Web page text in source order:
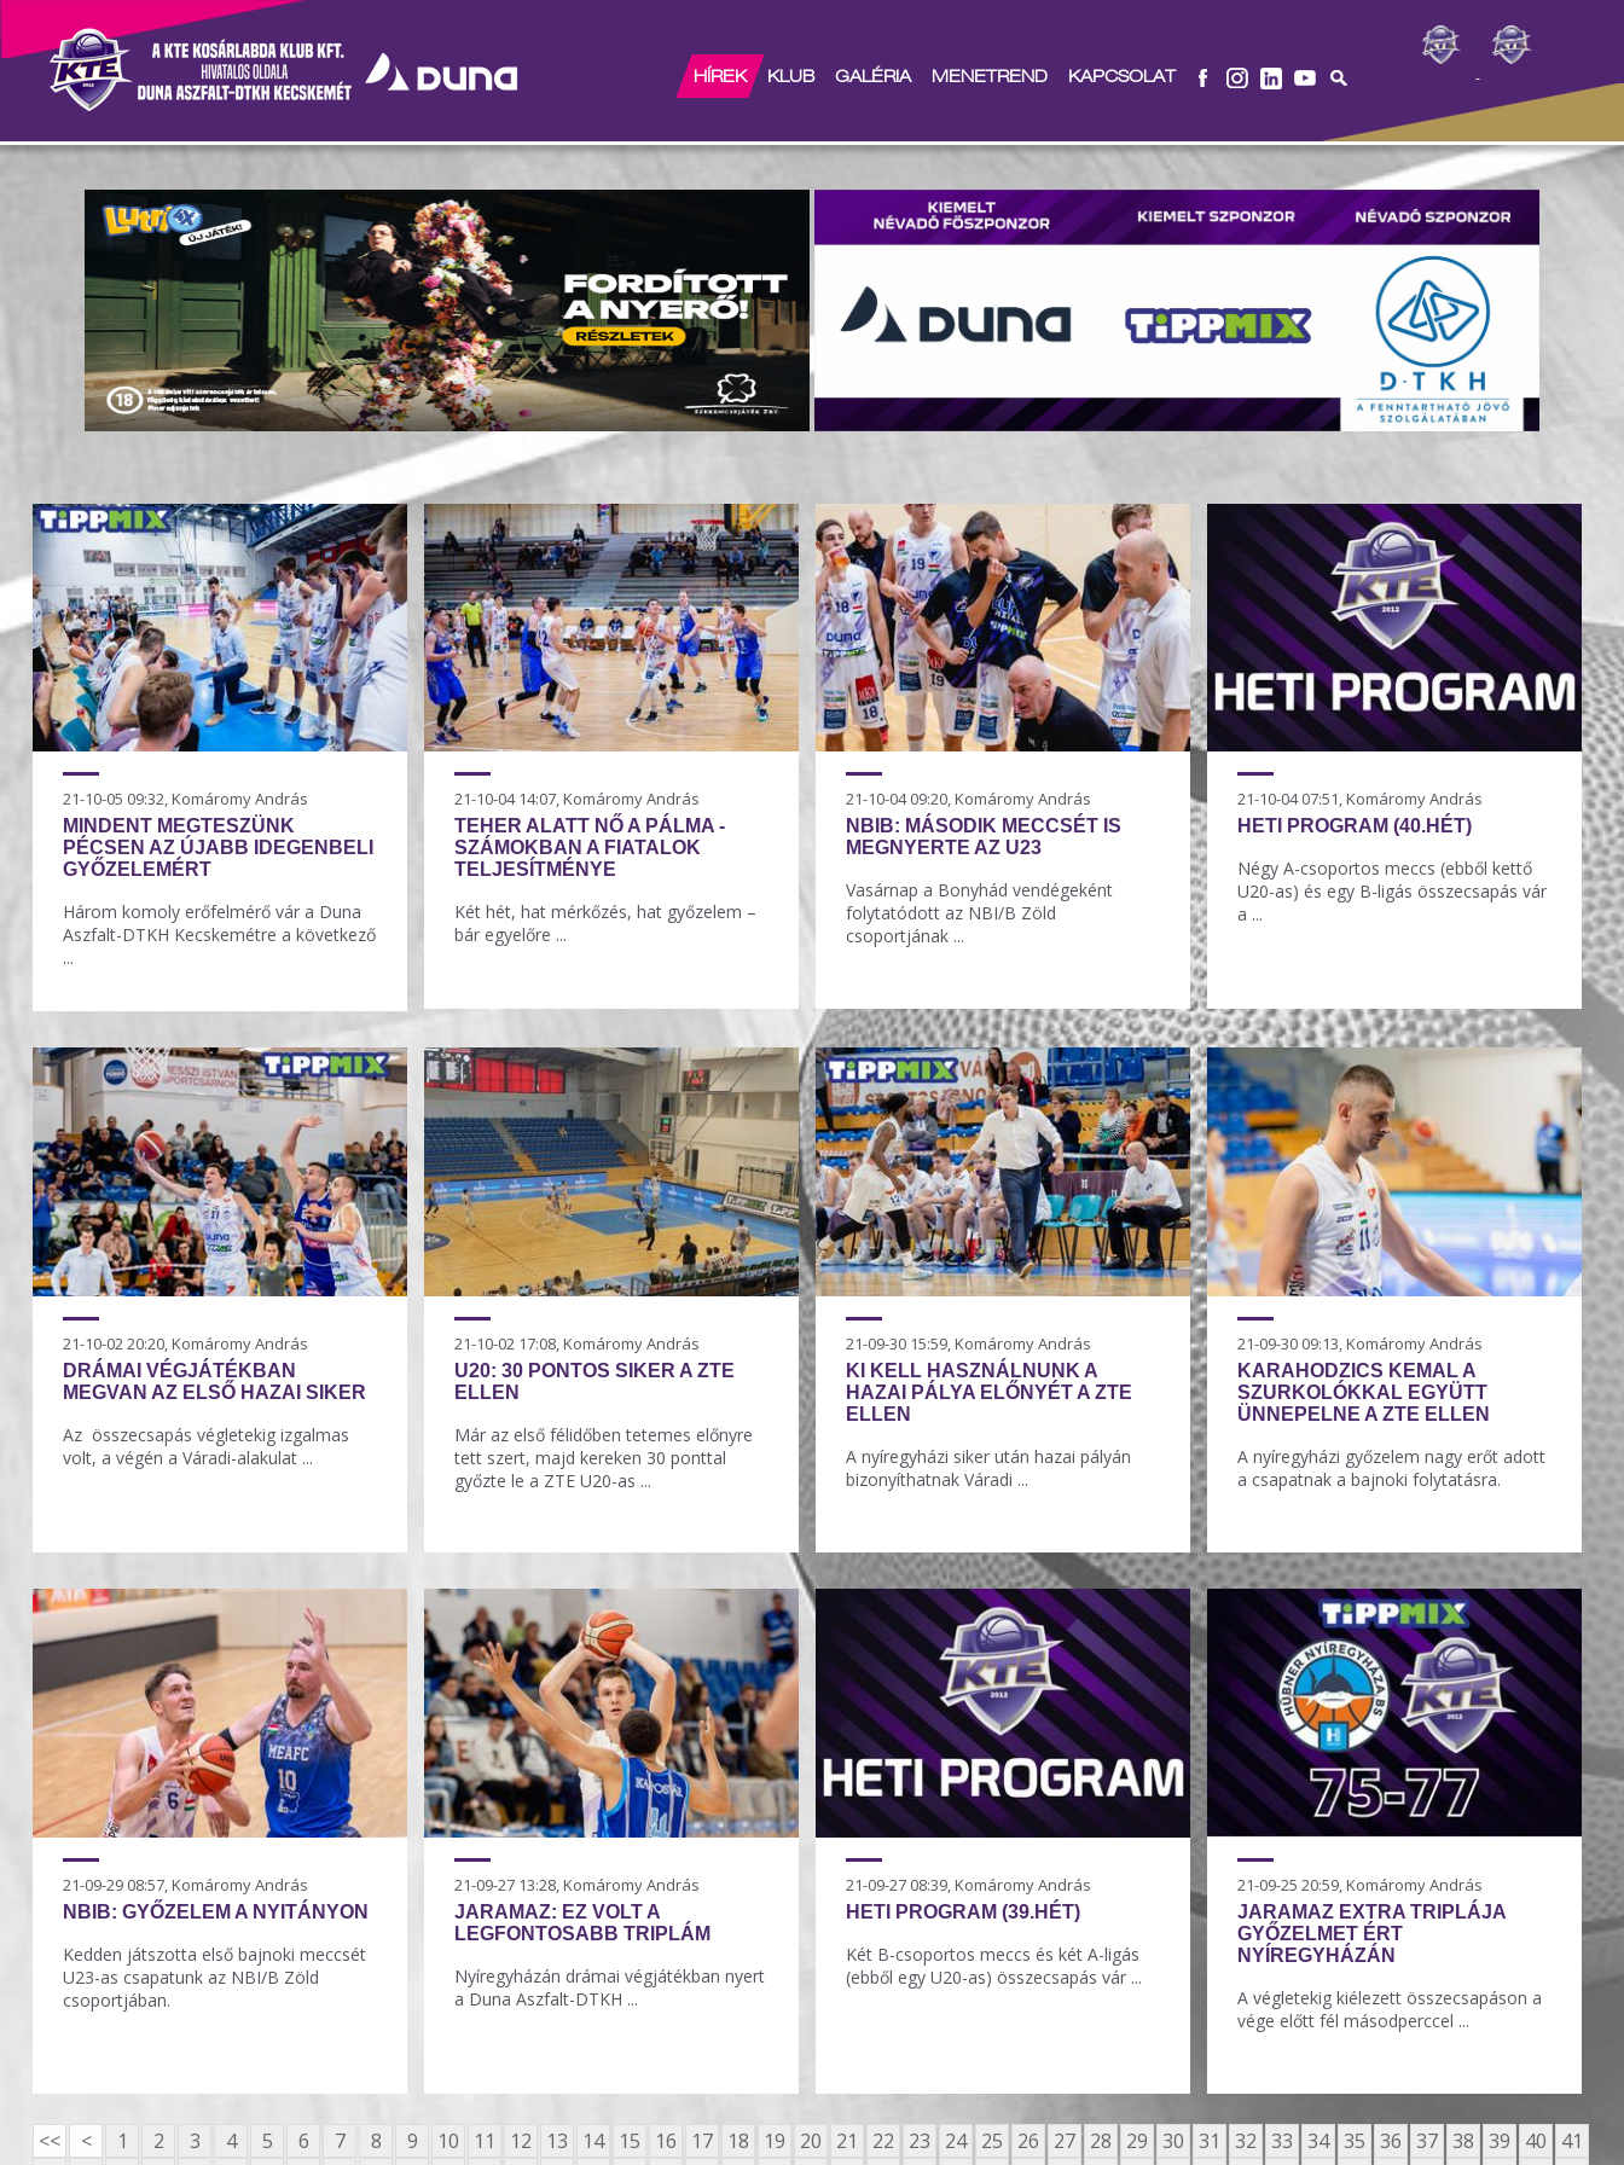
-
HÍREK KLUB GALÉRIA MENETREND KAPCSOLAT
Hírek
21-10-05 09:32, Komáromy András
MINDENT MEGTESZÜNK
PÉCSEN AZ ÚJABB IDEGENBELI
GYŐZELEMÉRT
Három komoly erőfelmérő vár a Duna
Aszfalt-DTKH Kecskemétre a következő
...
21-10-04 14:07, Komáromy András
TEHER ALATT NŐ A PÁLMA -
SZÁMOKBAN A FIATALOK
TELJESÍTMÉNYE
Két hét, hat mérkőzés, hat győzelem –
bár egyelőre ...
21-10-04 09:20, Komáromy András
NBIB: MÁSODIK MECCSÉT IS
MEGNYERTE AZ U23
Vasárnap a Bonyhád vendégeként
folytatódott az NBI/B Zöld
csoportjának ...
21-10-04 07:51, Komáromy András
HETI PROGRAM (40.HÉT)
Négy A-csoportos meccs (ebből kettő
U20-as) és egy B-ligás összecsapás vár
a ...
21-10-02 20:20, Komáromy András
DRÁMAI VÉGJÁTÉKBAN
MEGVAN AZ ELSŐ HAZAI SIKER
Az összecsapás végletekig izgalmas
volt, a végén a Váradi-alakulat ...
21-10-02 17:08, Komáromy András
U20: 30 PONTOS SIKER A ZTE
ELLEN
Már az első félidőben tetemes előnyre
tett szert, majd kereken 30 ponttal
győzte le a ZTE U20-as ...
21-09-30 15:59, Komáromy András
KI KELL HASZNÁLNUNK A
HAZAI PÁLYA ELŐNYÉT A ZTE
ELLEN
A nyíregyházi siker után hazai pályán
bizonyíthatnak Váradi ...
21-09-30 09:13, Komáromy András
KARAHODZICS KEMAL A
SZURKOLÓKKAL EGYÜTT
ÜNNEPELNE A ZTE ELLEN
A nyíregyházi győzelem nagy erőt adott
a csapatnak a bajnoki folytatásra.
21-09-29 08:57, Komáromy András
NBIB: GYŐZELEM A NYITÁNYON
Kedden játszotta első bajnoki meccsét
U23-as csapatunk az NBI/B Zöld
csoportjában.
21-09-27 13:28, Komáromy András
JARAMAZ: EZ VOLT A
LEGFONTOSABB TRIPLÁM
Nyíregyházán drámai végjátékban nyert
a Duna Aszfalt-DTKH ...
21-09-27 08:39, Komáromy András
HETI PROGRAM (39.HÉT)
Két B-csoportos meccs és két A-ligás
(ebből egy U20-as) összecsapás vár ...
21-09-25 20:59, Komáromy András
JARAMAZ EXTRA TRIPLÁJA
GYŐZELMET ÉRT
NYÍREGYHÁZÁN
A végletekig kiélezett összecsapáson a
vége előtt fél másodperccel ...
<< < 1 2 3 4 5 6 7 8 9 10 11 12 13 14 15 16 17 18 19 20 21 22 23 24 25 26 27 28 29 30 31 32 33 34 35 36 37 38 39 40
41